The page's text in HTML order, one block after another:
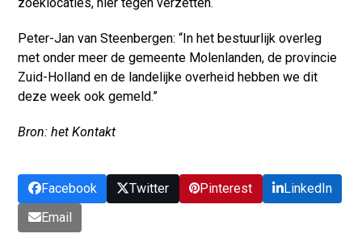
Peter-Jan van Steenbergen: “In het bestuurlijk overleg
met onder meer de gemeente Molenlanden, de provincie
Zuid-Holland en de landelijke overheid hebben we dit
deze week ook gemeld.”
Bron: het Kontakt
Facebook Twitter Pinterest
LinkedIn
Email